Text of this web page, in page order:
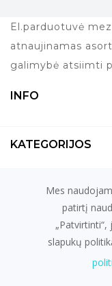
El.parduotuvė
atnaujinamas
galimybė atsiimti
INFO
KATEGORIJOS
KONTAKTAI
el.
Mes
patirtį
slapukų